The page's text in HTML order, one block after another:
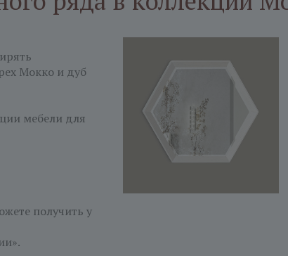
Мокко и дуб
мебели для
получить у